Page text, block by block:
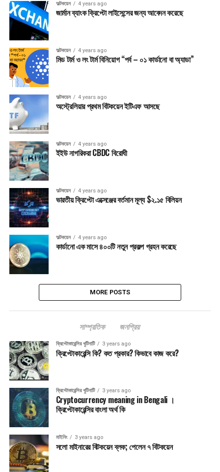
অল্টকয়েন 4 years ago
জার্মান ব্যাংক ক্রিপ্টো লাইসেন্সের জন্য আবেদন করেছে
অল্টকয়েন 4 years ago
মিড টার্ম ও লং টার্ম বিনিয়োগ “পর্ব – ০১ কার্ডানো বা অ্যাডা”
অল্টকয়েন 4 years ago
অস্ট্রেলিয়ার প্রথম বিটকয়েন ইটিএফ আসছে
অল্টকয়েন 4 years ago
ইইউ নাগরিকরা CBDC বিরোধী
অল্টকয়েন 4 years ago
ভারতীয় ক্রিপ্টো এক্সেঞ্জের বর্তমান মূল্য $২.১৫ বিলিয়ন
অল্টকয়েন 4 years ago
কার্ডানো এক মাসে ৪০০টি নতুন প্রকল্প গ্রহন করেছে
MORE POSTS
সাম্প্রতিক জনপ্রিয়
ক্রিপ্টোকারেন্সির খুটিনাটি 3 years ago
ক্রিপ্টোকারেন্সি কি? কত প্রকার? কিভাবে কাজ করে?
ক্রিপ্টোকারেন্সির খুটিনাটি 3 years ago
Cryptocurrency meaning in Bengali ।
ক্রিপ্টোকারেন্সির বাংলা অর্থ কি
মাইনিং 3 years ago
সলো মাইনারের বিটকয়েন ব্লক; পেলেন ৭ বিটকয়েন